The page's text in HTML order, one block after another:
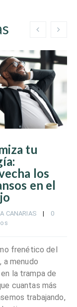
tu
los
en el
CANARIAS
    |
0
frenético del
a menudo
la trampa de
cuantas más
trabajando,